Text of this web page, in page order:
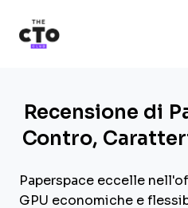
Recensione di
Contro,
Paperspace eccelle
GPU economiche e